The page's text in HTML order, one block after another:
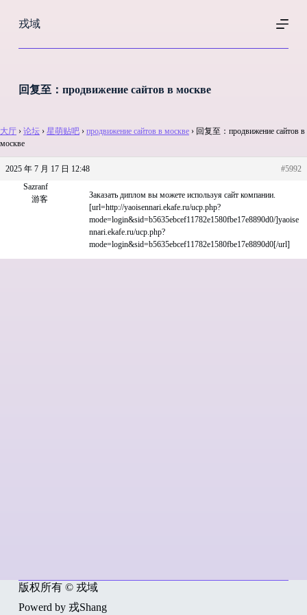
过
戎域
回复至：продвижение сайтов в москве
大厅 › 论坛 › 星萌贴吧 › продвижение сайтов в москве › 回复至：продвижение сайтов в
москве
2025 年 7 月 17 日 12:48
#5992
Sazranf
游客
Заказать диплом вы можете используя сайт компании.
[url=http://yaoisennari.ekafe.ru/ucp.php?
mode=login&sid=b5635ebcef11782e1580fbe17e8890d0/]yaoise
nnari.ekafe.ru/ucp.php?
mode=login&sid=b5635ebcef11782e1580fbe17e8890d0[/url]
版权所有 © 戎域
Powerd by 戎Shang